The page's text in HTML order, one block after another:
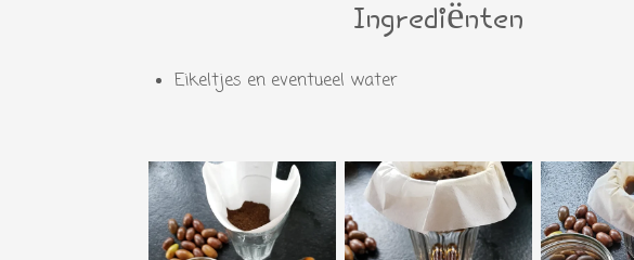
Ingrediënten
Eikeltjes en eventueel water